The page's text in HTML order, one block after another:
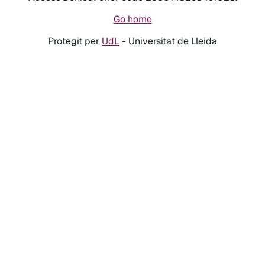
Go home
Protegit per UdL- Universitat de Lleida